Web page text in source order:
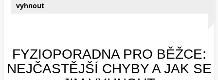
vyhnout
FYZIOPORADNA PRO BĚŽCE:
NEJČASTĚJŠÍ CHYBY A JAK SE